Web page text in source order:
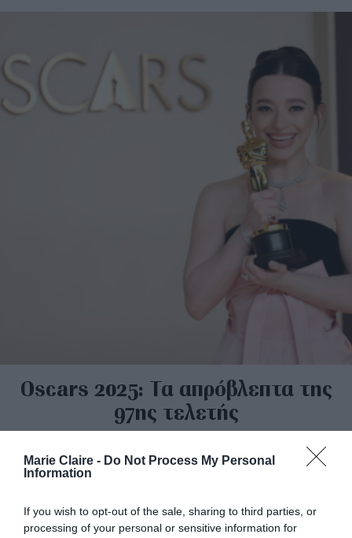
Marie Claire - Do Not Process My Personal
Information
If you wish to opt-out of the sale, sharing to third parties, or
processing of your personal or sensitive information for
Oscars 2025: Τα απρόβλεπτα της
97ης τελετής